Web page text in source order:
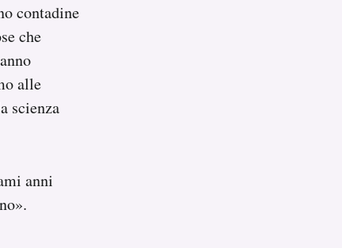
contadine
che
alle
scienza
anni